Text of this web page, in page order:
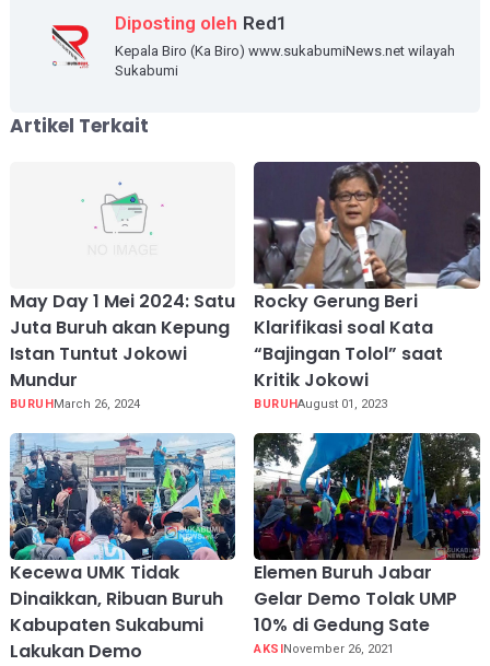
Diposting oleh Red1
Kepala Biro (Ka Biro) www.sukabumiNews.net wilayah
Sukabumi
Artikel Terkait
May Day 1 Mei 2024: Satu
Juta Buruh akan Kepung
Istan Tuntut Jokowi
Mundur
BURUHMarch 26, 2024
Rocky Gerung Beri
Klarifikasi soal Kata
“Bajingan Tolol” saat
Kritik Jokowi
BURUHAugust 01, 2023
Kecewa UMK Tidak
Dinaikkan, Ribuan Buruh
Kabupaten Sukabumi
Lakukan Demo
Elemen Buruh Jabar
Gelar Demo Tolak UMP
10% di Gedung Sate
AKSINovember 26, 2021